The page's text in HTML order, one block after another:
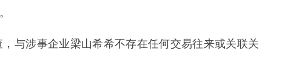
与涉事企业梁山希希不存在任何交易往来或关联关